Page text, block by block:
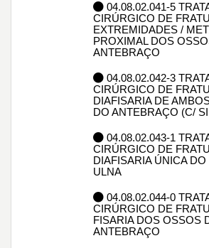
04.08.02.041-5
CIRÚRGICO DE
EXTREMIDADES /
PROXIMAL DOS
ANTEBRAÇO
04.08.02.042-3
CIRÚRGICO DE
DIAFISARIA DE
DO ANTEBRAÇO (C/
04.08.02.043-1
CIRÚRGICO DE
DIAFISARIA ÚNICA
ULNA
04.08.02.044-0
CIRÚRGICO DE
FISARIA DOS OSSOS
ANTEBRAÇO